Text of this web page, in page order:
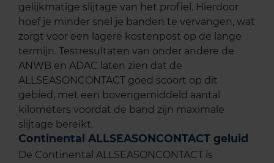
gelijkmatige slijtage van het profiel. Hierdoor
hoef je minder snel je banden te vervangen, wat
zorgt voor een lagere kostenpost op de lange
termijn. Testresultaten van onder andere de
ANWB en ADAC laten zien dat de
ALLSEASONCONTACT goed scoort op dit
gebied, met een bovengemiddeld aantal
kilometers voordat de band zijn maximale
slijtage bereikt.
Continental ALLSEASONCONTACT geluid
De Continental ALLSEASONCONTACT is